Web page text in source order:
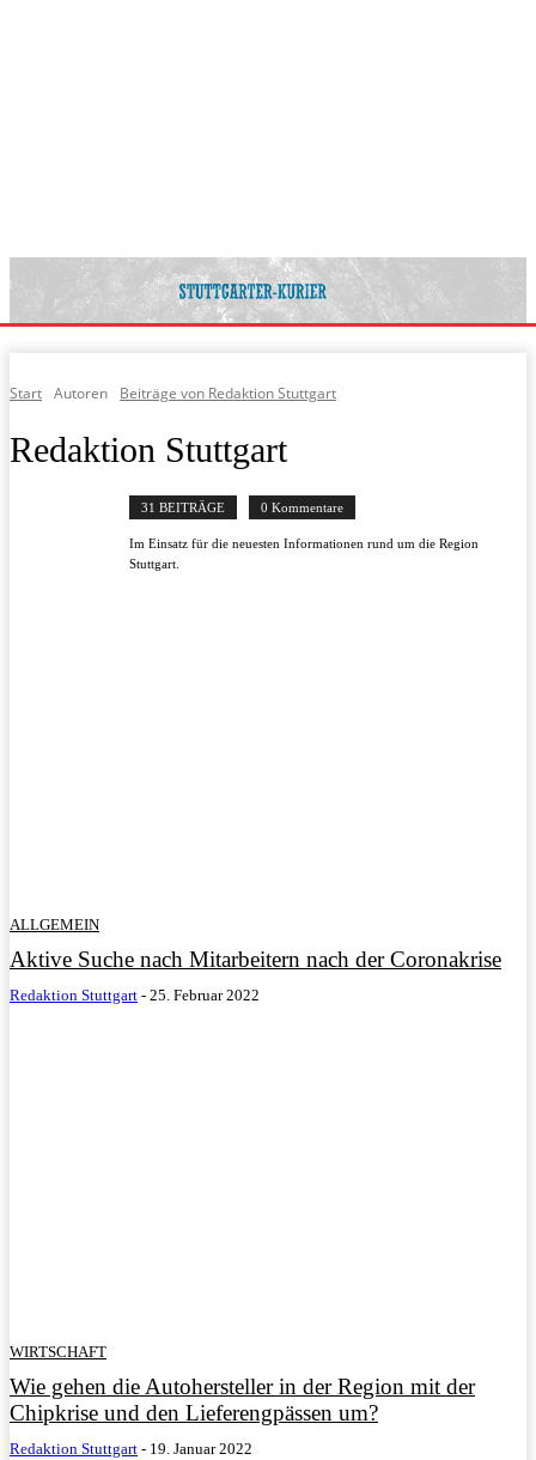
Start Autoren Beiträge von Redaktion Stuttgart
Redaktion Stuttgart
31 BEITRÄGE 0 Kommentare
Im Einsatz für die neuesten Informationen rund um die Region
Stuttgart.
ALLGEMEIN
Aktive Suche nach Mitarbeitern nach der Coronakrise
Redaktion Stuttgart - 25. Februar 2022
WIRTSCHAFT
Wie gehen die Autohersteller in der Region mit der
Chipkrise und den Lieferengpässen um?
Redaktion Stuttgart - 19. Januar 2022